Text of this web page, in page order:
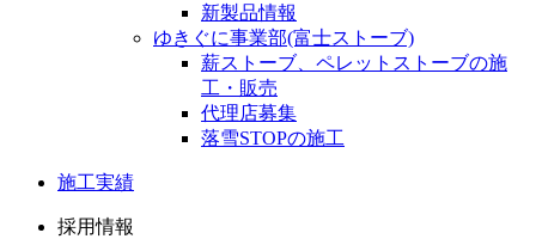
新製品情報
ゆきぐに事業部(富士ストーブ)
薪ストーブ、ペレットストーブの施
工・販売
代理店募集
落雪STOPの施工
施工実績
採用情報